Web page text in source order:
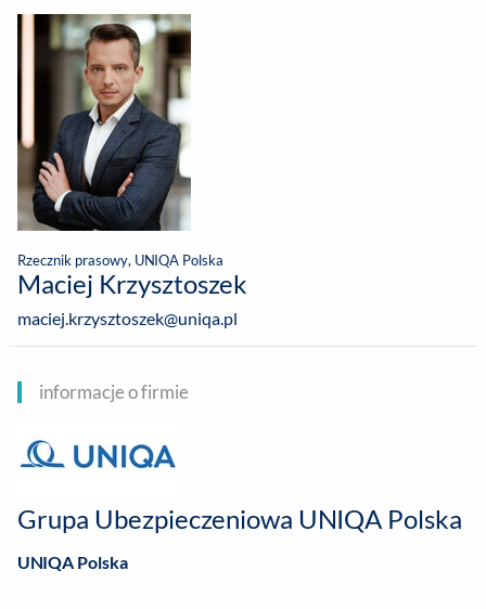
Rzecznik prasowy, UNIQA Polska
Maciej Krzysztoszek
maciej.krzysztoszek@uniqa.pl
informacje o firmie
Grupa Ubezpieczeniowa UNIQA Polska
UNIQA Polska